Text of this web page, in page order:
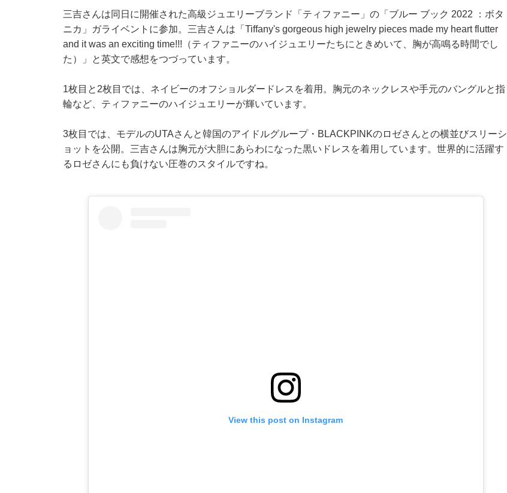
三吉さんは同日に開催された高級ジュエリーブランド「ティファニー」の「ブルー ブック 2022 ：ボタ
ニカ」ガライベントに参加。三吉さんは「Tiffany's gorgeous high jewelry pieces made my heart flutter
and it was an exciting time!!!（ティファニーのハイジュエリーたちにときめいて、胸が高鳴る時間でし
た）」と英文で感想をつづっています。
1枚目と2枚目では、ネイビーのオフショルダードレスを着用。胸元のネックレスや手元のバングルと指
輪など、ティファニーのハイジュエリーが輝いています。
3枚目では、モデルのUTAさんと韓国のアイドルグループ・BLACKPINKのロゼさんとの横並びスリーシ
ョットを公開。三吉さんは胸元が大胆にあらわになった黒いドレスを着用しています。世界的に活躍す
るロゼさんにも負けない圧巻のスタイルですね。
View this post on Instagram